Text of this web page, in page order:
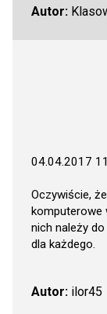
Autor:
04.04.2017
Oczywiście,
komputerowe
nich należy
dla każdego.
Autor: ilor45